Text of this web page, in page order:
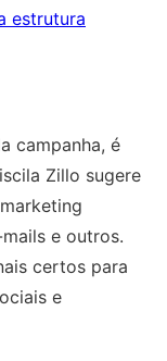
estrutura
campanha, é
Zillo sugere
e outros.
certos para
e